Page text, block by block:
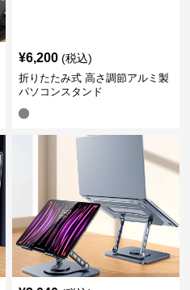
¥6,200 (税込)
折りたたみ式 高さ調節アルミ製
パソコンスタンド